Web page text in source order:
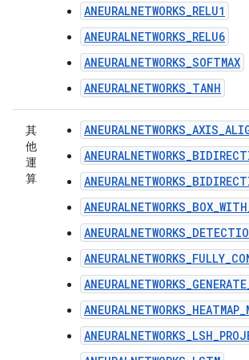
ANEURALNETWORKS_RELU1
ANEURALNETWORKS_RELU6
ANEURALNETWORKS_SOFTMAX
ANEURALNETWORKS_TANH
其
他
運
算